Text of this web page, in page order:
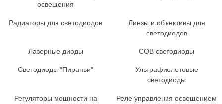
освещения
Радиаторы для светодиодов
Линзы и объективы для
светодиодов
Лазерные диоды COB светодиоды
Светодиоды "Пираньи"
Ультрафиолетовые
светодиоды
Регуляторы мощности на
Реле управления освещением